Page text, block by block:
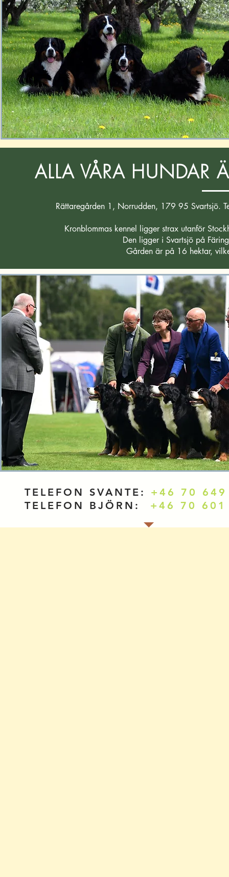
ALLA VÅRA HUNDAR
Rättaregården 1, Norrudden, 179 95 Svartsjö.
Kronblommas kennel liggerstrax utanför
Den ligger i Svartsjö på
Gården är på 16 hektar,
TELEFON SVANTE: +46 70
TELEFON BJÖRN: +46 70